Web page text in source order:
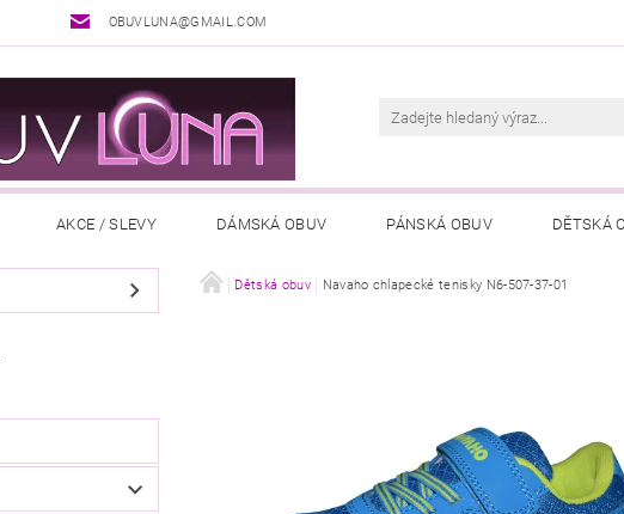
OBUVLUNA@GMAIL.COM
AKCE / SLEVY DÁMSKÁ OBUV PÁNSKÁ OBUV DĚTSKÁ
DOPLŇKY K OBUVI VŠEOBECNÉ OBCHODNÍ PODMÍNKY
Dětská obuv Navaho chlapecké tenisky N6-507-37-01